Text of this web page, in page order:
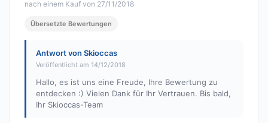
nach einem Kauf von 27/11/2018
Übersetzte Bewertungen
Antwort von Skioccas
Veröffentlicht am 14/12/2018
Hallo, es ist uns eine Freude, Ihre Bewertung zu
entdecken :) Vielen Dank für Ihr Vertrauen. Bis bald,
Ihr Skioccas-Team